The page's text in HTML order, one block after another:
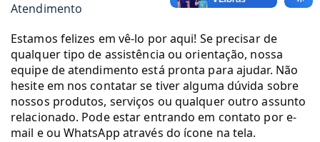
Atendimento
Estamos felizes em vê-lo por aqui! Se precisar de
qualquer tipo de assistência ou orientação, nossa
equipe de atendimento está pronta para ajudar. Não
hesite em nos contatar se tiver alguma dúvida sobre
nossos produtos, serviços ou qualquer outro assunto
relacionado. Pode estar entrando em contato por e-
mail e ou WhatsApp através do ícone na tela.